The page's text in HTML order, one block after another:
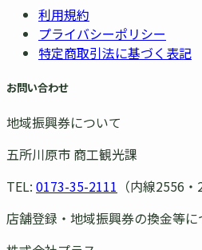
利用規約
プライバシーポリシー
特定商取引法に基づく表記
お問い合わせ
地域振興券について
五所川原市 商工観光課
TEL: 0173-35-2111 （内線2556・
店舗登録・地域振興券の換金等に